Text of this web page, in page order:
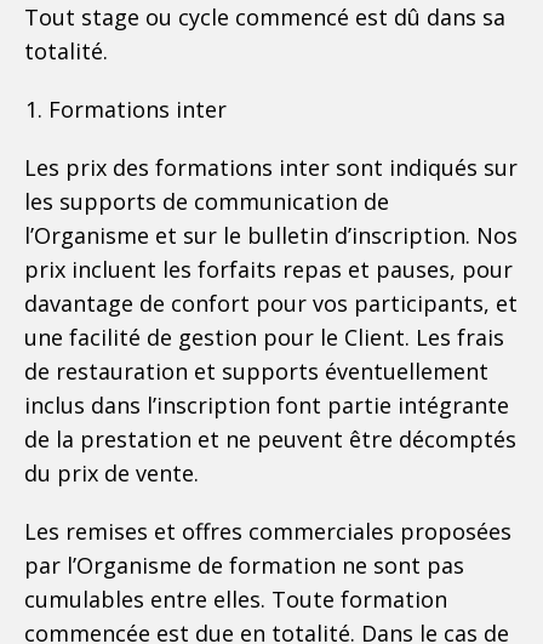
Tout stage ou cycle commencé est dû dans sa
totalité.
Formations inter
Les prix des formations inter sont indiqués sur
les supports de communication de
l’Organisme et sur le bulletin d’inscription. Nos
prix incluent les forfaits repas et pauses, pour
davantage de confort pour vos participants, et
une facilité de gestion pour le Client. Les frais
de restauration et supports éventuellement
inclus dans l’inscription font partie intégrante
de la prestation et ne peuvent être décomptés
du prix de vente.
Les remises et offres commerciales proposées
par l’Organisme de formation ne sont pas
cumulables entre elles. Toute formation
commencée est due en totalité. Dans le cas de